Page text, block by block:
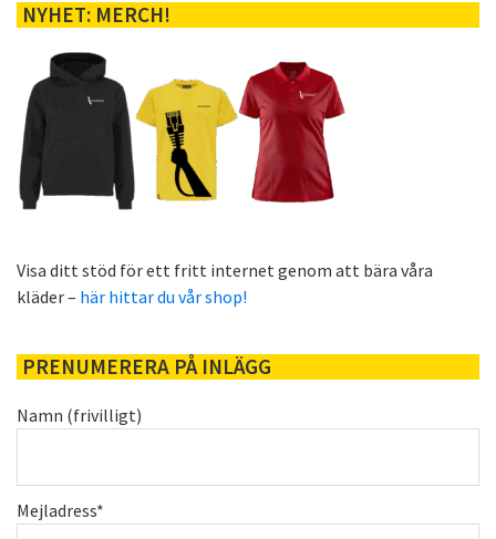
NYHET: MERCH!
Visa ditt stöd för ett fritt internet genom att bära våra
kläder – här hittar du vår shop!
PRENUMERERA PÅ INLÄGG
Namn (frivilligt)
Mejladress*